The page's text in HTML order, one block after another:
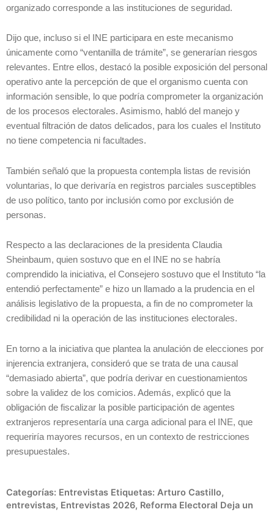
organizado corresponde a las instituciones de seguridad.
Dijo que, incluso si el INE participara en este mecanismo
únicamente como “ventanilla de trámite”, se generarían riesgos
relevantes. Entre ellos, destacó la posible exposición del personal
operativo ante la percepción de que el organismo cuenta con
información sensible, lo que podría comprometer la organización
de los procesos electorales. Asimismo, habló del manejo y
eventual filtración de datos delicados, para los cuales el Instituto
no tiene competencia ni facultades.
También señaló que la propuesta contempla listas de revisión
voluntarias, lo que derivaría en registros parciales susceptibles
de uso político, tanto por inclusión como por exclusión de
personas.
Respecto a las declaraciones de la presidenta Claudia
Sheinbaum, quien sostuvo que en el INE no se habría
comprendido la iniciativa, el Consejero sostuvo que el Instituto “la
entendió perfectamente” e hizo un llamado a la prudencia en el
análisis legislativo de la propuesta, a fin de no comprometer la
credibilidad ni la operación de las instituciones electorales.
En torno a la iniciativa que plantea la anulación de elecciones por
injerencia extranjera, consideró que se trata de una causal
“demasiado abierta”, que podría derivar en cuestionamientos
sobre la validez de los comicios. Además, explicó que la
obligación de fiscalizar la posible participación de agentes
extranjeros representaría una carga adicional para el INE, que
requeriría mayores recursos, en un contexto de restricciones
presupuestales.
Categorías: Entrevistas Etiquetas: Arturo Castillo,
entrevistas, Entrevistas 2026, Reforma Electoral Deja un